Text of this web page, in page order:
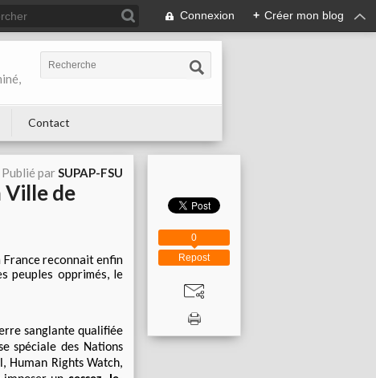
Connexion + Créer mon blog
Contact
Publié parSUPAP-FSU
Ville de
France reconnait enfin
peuples opprimés, le
sanglante qualifiée
spéciale des Nations
Human Rights Watch,
Repost
0